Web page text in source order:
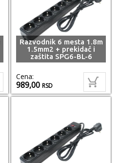
Razvodnik 6 mesta 1.8m
1.5mm2 + prekidač i
zaštita SPG6-BL-6
Cena:
989,00RSD